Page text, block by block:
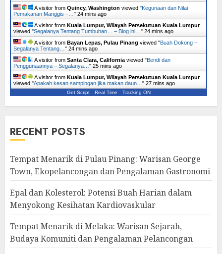
A visitor from Quincy, Washington viewed "Kegunaan dan Nilai
Pemakanan Manggis –… " 24 mins ago
A visitor from Kuala Lumpur, Wilayah Persekutuan Kuala Lumpur
viewed "Segalanya Tentang Tumbuhan… – Blog ini… " 24 mins ago
A visitor from Bayan Lepas, Pulau Pinang viewed "Buah Dokong –
Segalanya Tentang… " 24 mins ago
A visitor from Santa Clara, California viewed "Bendi dan
Penggunaannya – Segalanya… " 25 mins ago
A visitor from Kuala Lumpur, Wilayah Persekutuan Kuala Lumpur
viewed "Apakah kesan sampingan jika makan daun… " 27 mins ago
Get Script Real Time Tracking ON
RECENT POSTS
Tempat Menarik di Pulau Pinang: Warisan George
Town, Ekopelancongan dan Pengalaman Gastronomi
Epal dan Kolesterol: Potensi Buah Harian dalam
Menyokong Kesihatan Kardiovaskular
Tempat Menarik di Melaka: Warisan Sejarah,
Budaya Komuniti dan Pengalaman Pelancongan